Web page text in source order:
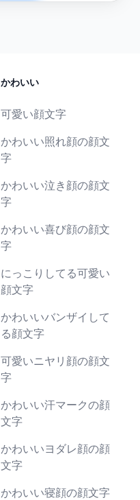
かわいい
可愛い顔文字
かわいい照れ顔の顔文
字
かわいい泣き顔の顔文
字
かわいい喜び顔の顔文
字
にっこりしてる可愛い
顔文字
かわいいバンザイして
る顔文字
可愛いニヤリ顔の顔文
字
かわいい汗マークの顔
文字
かわいいヨダレ顔の顔
文字
かわいい寝顔の顔文字